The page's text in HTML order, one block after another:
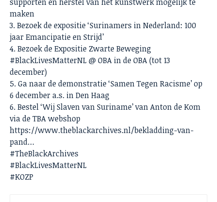
maken
3. Bezoek de expositie ‘Surinamers in Nederland: 100
jaar Emancipatie en Strijd’
4. Bezoek de Expositie Zwarte Beweging
#BlackLivesMatterNL @ OBA in de OBA (tot 13
december)
5. Ga naar de demonstratie ‘Samen Tegen Racisme’ op
6 december a.s. in Den Haag
6. Bestel ‘Wij Slaven van Suriname’ van Anton de Kom
via de TBA webshop
https://www.theblackarchives.nl/bekladding-van-
pand…
#TheBlackArchives
#BlackLivesMatterNL
#KOZP